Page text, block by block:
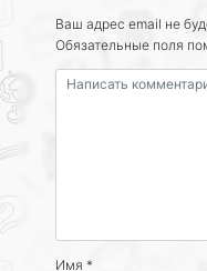
Ваш адрес email не
Обязательные поля
Имя *